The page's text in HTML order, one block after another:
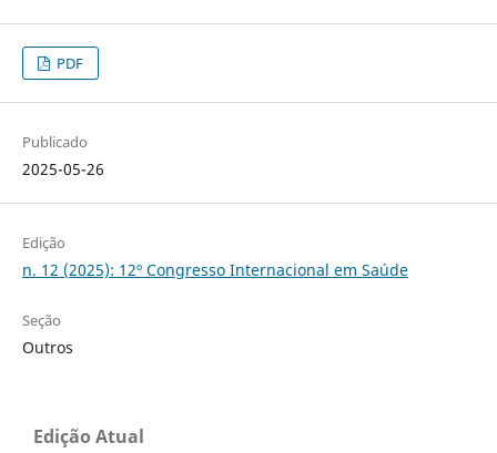
PDF
Publicado
2025-05-26
Edição
n. 12 (2025): 12º Congresso Internacional em Saúde
Seção
Outros
Edição Atual